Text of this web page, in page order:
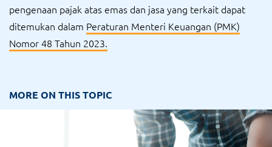
pengenaan pajak atas emas dan jasa yang terkait dapat
ditemukan dalam Peraturan Menteri Keuangan (PMK)
Nomor 48 Tahun 2023.
MORE ON THIS TOPIC